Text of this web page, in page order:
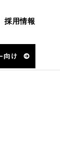
採用情報